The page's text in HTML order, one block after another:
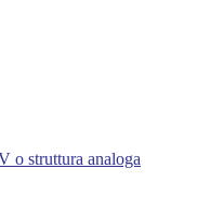
o struttura analoga